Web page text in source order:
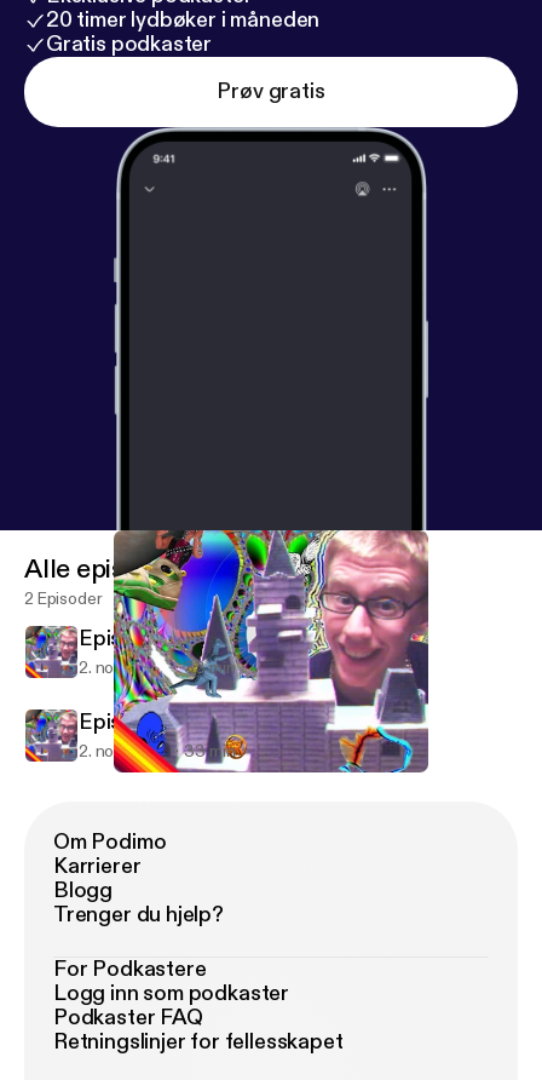
20 timer lydbøker i måneden
Gratis podkaster
Prøv gratis
Alle episoder
2 Episoder
Episode 1
2. nov. 2009 33 min
Episode 1
2. nov. 2009 33 min
Om Podimo
Karrierer
Blogg
Trenger du hjelp?
For Podkastere
Logg inn som podkaster
Podkaster FAQ
Retningslinjer for fellesskapet